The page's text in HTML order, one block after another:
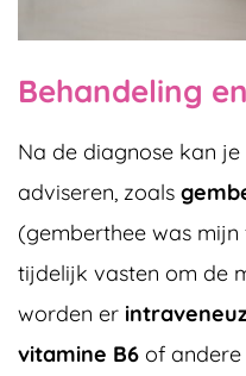
Behandeling
Na de diagnose kan
adviseren, zoals
(gemberthee was
tijdelijk vasten om de
worden er
vitamine B6 of andere